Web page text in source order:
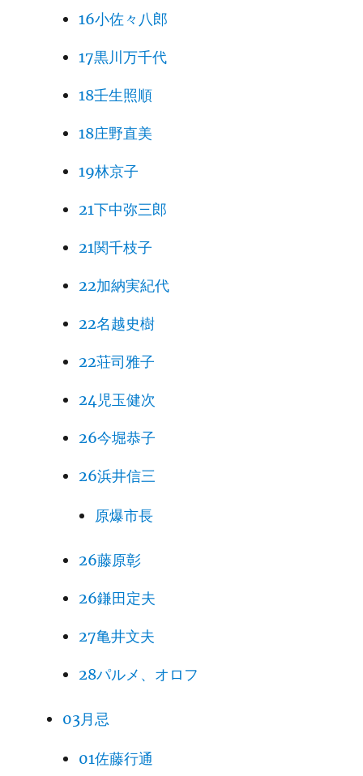
16小佐々八郎
17黒川万千代
18壬生照順
18庄野直美
19林京子
21下中弥三郎
21関千枝子
22加納実紀代
22名越史樹
22荘司雅子
24児玉健次
26今堀恭子
26浜井信三
原爆市長
26藤原彰
26鎌田定夫
27亀井文夫
28パルメ、オロフ
03月忌
01佐藤行通